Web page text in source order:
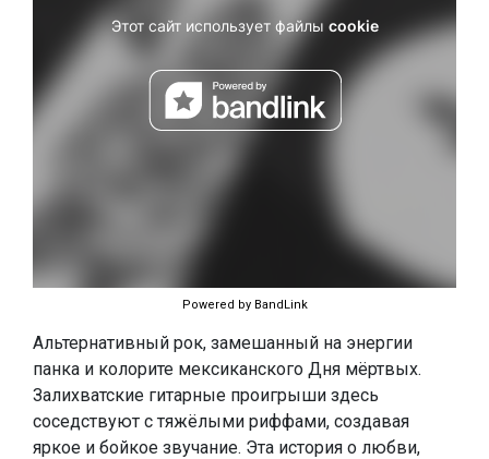
Powered by BandLink
Альтернативный рок, замешанный на энергии
панка и колорите мексиканского Дня мёртвых.
Залихватские гитарные проигрыши здесь
соседствуют с тяжёлыми риффами, создавая
яркое и бойкое звучание. Эта история о любви,